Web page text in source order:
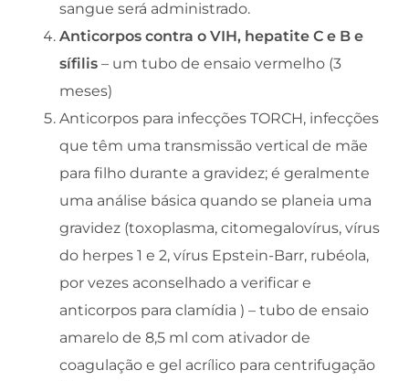
sangue será administrado.
Anticorpos contra o VIH, hepatite C e B e
sífilis – um tubo de ensaio vermelho (3
meses)
Anticorpos para infecções TORCH, infecções
que têm uma transmissão vertical de mãe
para filho durante a gravidez; é geralmente
uma análise básica quando se planeia uma
gravidez (toxoplasma, citomegalovírus, vírus
do herpes 1 e 2, vírus Epstein-Barr, rubéola,
por vezes aconselhado a verificar e
anticorpos para clamídia ) – tubo de ensaio
amarelo de 8,5 ml com ativador de
coagulação e gel acrílico para centrifugação